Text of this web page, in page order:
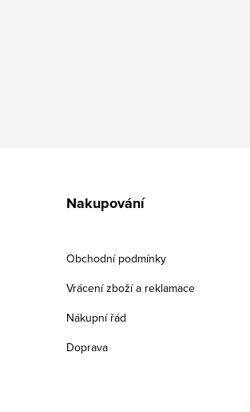
Nakupování
Obchodní podmínky
Vrácení zboží a reklamace
Nákupní řád
Doprava